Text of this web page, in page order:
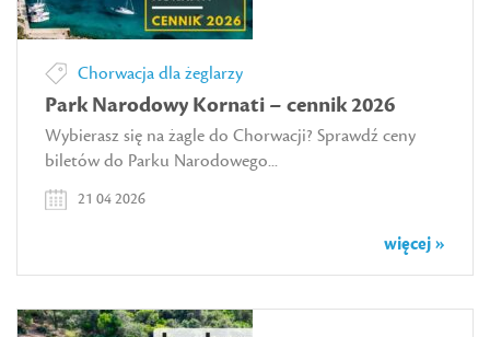
Chorwacja dla żeglarzy
Park Narodowy Kornati – cennik 2026
Wybierasz się na żagle do Chorwacji? Sprawdź ceny
biletów do Parku Narodowego...
więcej »
21 04 2026